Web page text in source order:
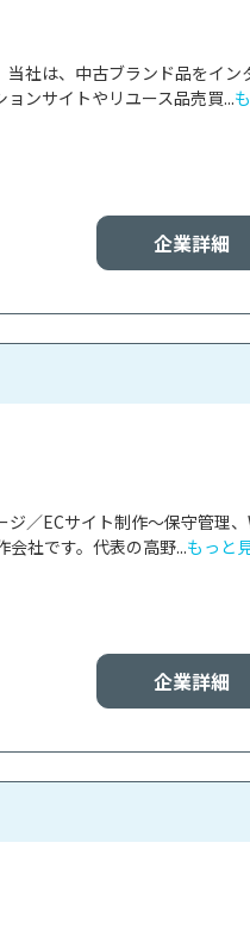
社は、中古ブランド品をイン
ンサイトやリユース品売買...
企業詳細
／ECサイト制作～保守管理
社です。代表の高野...もっと
企業詳細